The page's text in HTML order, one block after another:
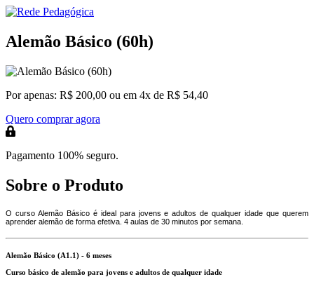
Alemão Básico (60h)
Por apenas: R$ 200,00 ou em 4x de R$ 54,40
Quero comprar agora
Pagamento 100% seguro.
Sobre o Produto
O curso Alemão Básico é ideal para jovens e adultos de qualquer idade que querem
aprender alemão de forma efetiva. 4 aulas de 30 minutos por semana.
Alemão Básico (A1.1) - 6 meses
Curso básico de alemão para jovens e adultos de qualquer idade